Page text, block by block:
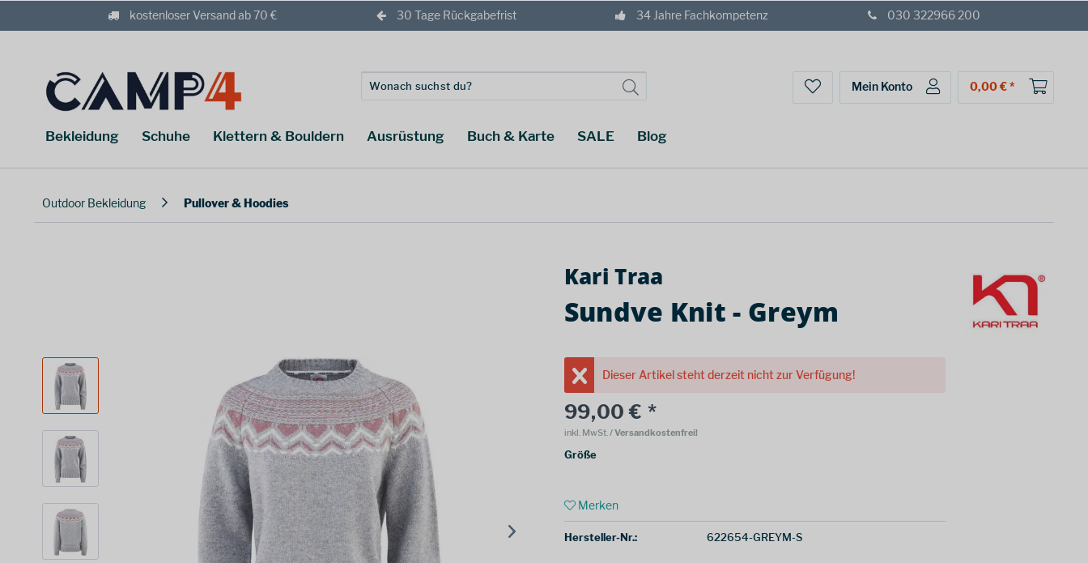
kostenloser Versand ab 70 € 30 Tage Rückgabefrist 34 Jahre Fachkompetenz 030 322966 200
Mein Konto 0,00 € *
Bekleidung Schuhe Klettern & Bouldern Ausrüstung Buch & Karte SALE Blog
Outdoor Bekleidung Pullover & Hoodies
Kari Traa
Sundve Knit - Greym
Dieser Artikel steht derzeit nicht zur Verfügung!
99,00 € *
inkl. MwSt./ Versandkostenfrei!
Größe
Merken
Hersteller-Nr.: 622654-GREYM-S